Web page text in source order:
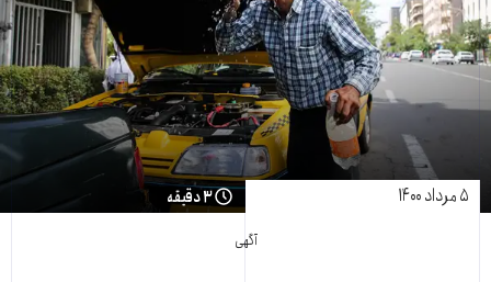
۵ مرداد ۱۴۰۰ ۳ دقیقه
آگهی